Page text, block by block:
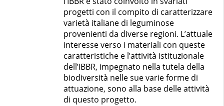
progetti con il compito di caratterizzare
varietà italiane di leguminose
provenienti da diverse regioni. L’attuale
interesse verso i materiali con queste
caratteristiche e l’attività istituzionale
dell’IBBR, impegnato nella tutela della
biodiversità nelle sue varie forme di
attuazione, sono alla base delle attività
di questo progetto.